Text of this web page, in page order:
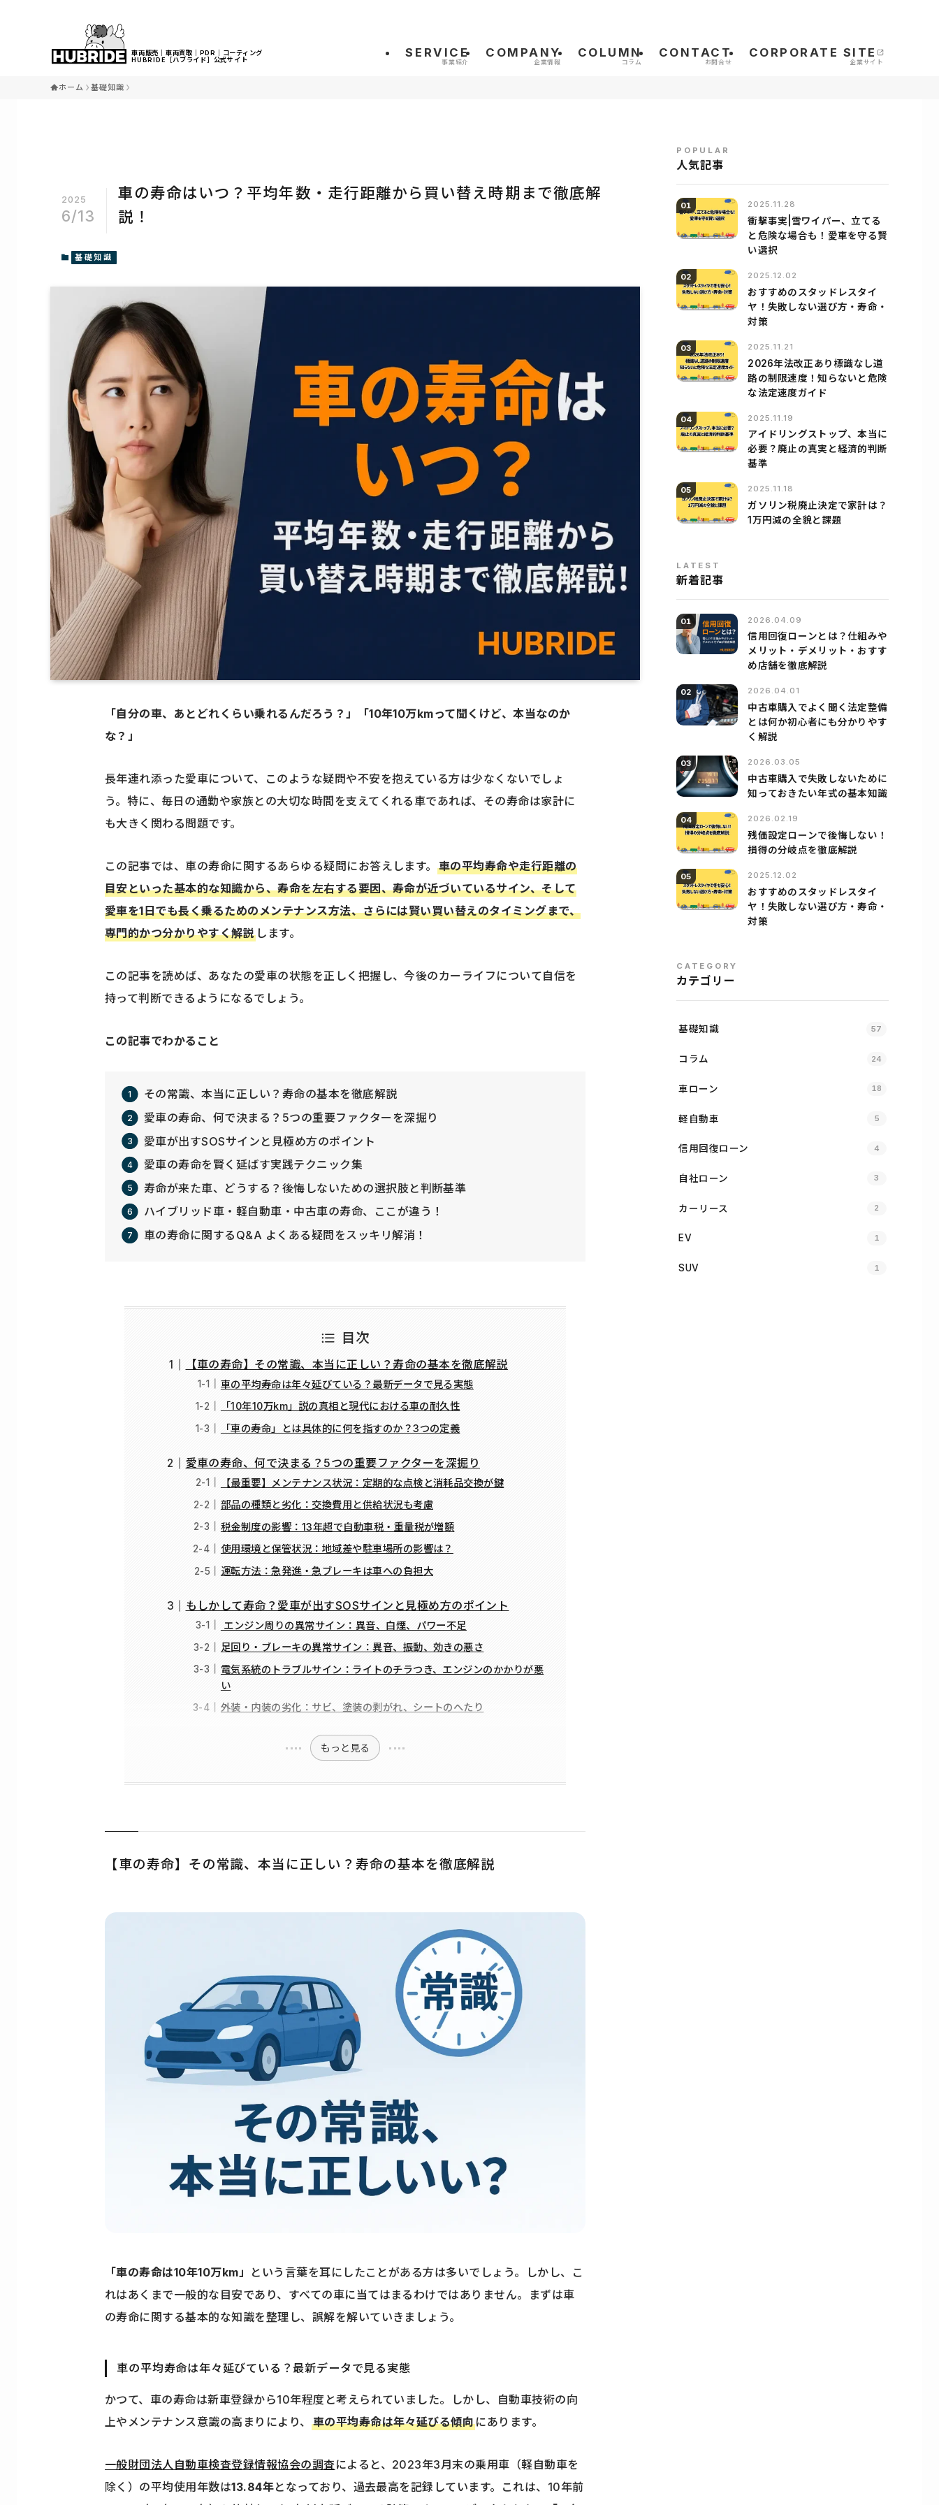
SERVICE COMPANY COLUMN CONTACT CORPORATE SITE
ホーム 基礎知識
車の寿命はいつ？平均年数・走行距離から買い替え時期まで徹底解
説！
2025
6/13
基礎知識
「自分の車、あとどれくらい乗れるんだろう？」「10年10万kmって聞くけど、本当なのか
な？」
長年連れ添った愛車について、このような疑問や不安を抱えている方は少なくないでしょ
う。特に、毎日の通勤や家族との大切な時間を支えてくれる車であれば、その寿命は家計に
も大きく関わる問題です。
この記事では、車の寿命に関するあらゆる疑問にお答えします。 車の平均寿命や走行距離の
目安といった基本的な知識から、寿命を左右する要因、寿命が近づいているサイン、そして
愛車を1日でも長く乗るためのメンテナンス方法、さらには賢い買い替えのタイミングまで、
専門的かつ分かりやすく解説 します。
この記事を読めば、あなたの愛車の状態を正しく把握し、今後のカーライフについて自信を
持って判断できるようになるでしょう。
この記事でわかること
その常識、本当に正しい？寿命の基本を徹底解説
愛車の寿命、何で決まる？5つの重要ファクターを深掘り
愛車が出すSOSサインと見極め方のポイント
愛車の寿命を賢く延ばす実践テクニック集
寿命が来た車、どうする？後悔しないための選択肢と判断基準
ハイブリッド車・軽自動車・中古車の寿命、ここが違う！
車の寿命に関するQ&A よくある疑問をスッキリ解消！
目次
【車の寿命】その常識、本当に正しい？寿命の基本を徹底解説
車の平均寿命は年々延びている？最新データで見る実態
「10年10万km」説の真相と現代における車の耐久性
「車の寿命」とは具体的に何を指すのか？3つの定義
愛車の寿命、何で決まる？5つの重要ファクターを深掘り
【最重要】メンテナンス状況：定期的な点検と消耗品交換が鍵
部品の種類と劣化：交換費用と供給状況も考慮
税金制度の影響：13年超で自動車税・重量税が増額
使用環境と保管状況：地域差や駐車場所の影響は？
運転方法：急発進・急ブレーキは車への負担大
もしかして寿命？愛車が出すSOSサインと見極め方のポイント
エンジン周りの異常サイン：異音、白煙、パワー不足
足回り・ブレーキの異常サイン：異音、振動、効きの悪さ
電気系統のトラブルサイン：ライトのチラつき、エンジンのかかりが悪
い
外装・内装の劣化：サビ、塗装の剥がれ、シートのへたり
もっと見る
【車の寿命】その常識、本当に正しい？寿命の基本を徹底解説
「車の寿命は10年10万km」
という言葉を耳にしたことがある方は多いでしょう。しかし、こ
れはあくまで一般的な目安であり、すべての車に当てはまるわけではありません。まずは車
の寿命に関する基本的な知識を整理し、誤解を解いていきましょう。
車の平均寿命は年々延びている？最新データで見る実態
かつて、車の寿命は新車登録から10年程度と考えられていました。しかし、自動車技術の向
上やメンテナンス意識の高まりにより、 車の平均寿命は年々延びる傾向にあります。
一般財団法人自動車検査登録情報協会の調査によると、2023年3月末の乗用車（軽自動車を
除く）の平均使用年数は13.84年となっており、過去最高を記録しています。これは、10年前
POPULAR
人気記事
01 2025.11.28
衝撃事実|雪ワイパー、立てる
と危険な場合も！愛車を守る賢
い選択
02 2025.12.02
おすすめのスタッドレスタイ
ヤ！失敗しない選び方・寿命・
対策
03 2025.11.21
2026年法改正あり標識なし道
路の制限速度！知らないと危険
な法定速度ガイド
04 2025.11.19
アイドリングストップ、本当に
必要？廃止の真実と経済的判断
基準
05 2025.11.18
ガソリン税廃止決定で家計は？
1万円減の全貌と課題
LATEST
新着記事
01 2026.04.09
信用回復ローンとは？仕組みや
メリット・デメリット・おすす
め店舗を徹底解説
02 2026.04.01
中古車購入でよく聞く法定整備
とは何か初心者にも分かりやす
く解説
03 2026.03.05
中古車購入で失敗しないために
知っておきたい年式の基本知識
04 2026.02.19
残価設定ローンで後悔しない！
損得の分岐点を徹底解説
05 2025.12.02
おすすめのスタッドレスタイ
ヤ！失敗しない選び方・寿命・
対策
CATEGORY
カテゴリー
基礎知識 57
コラム 24
車ローン 18
軽自動車 5
信用回復ローン 4
自社ローン 3
カーリース 2
EV 1
SUV 1